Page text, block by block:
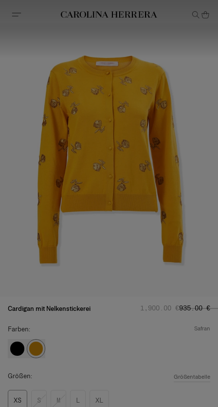
Erklärung zur Barrierefreiheit (Link)
Cardigan mit Nelkenstickerei Regulärer Preis:
‌1,900.00 €‌935.00 €
Farben: safran
Größen: Größentabelle
XS S M L XL